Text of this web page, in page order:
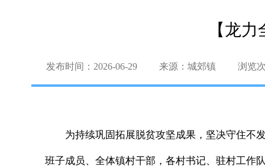
【龙
发布时间：2026-06-29 来源：城郊镇 浏览
为持续巩固拓展脱贫攻坚成果，坚决守住不
班子成员、全体镇村干部，各村书记、驻村工作